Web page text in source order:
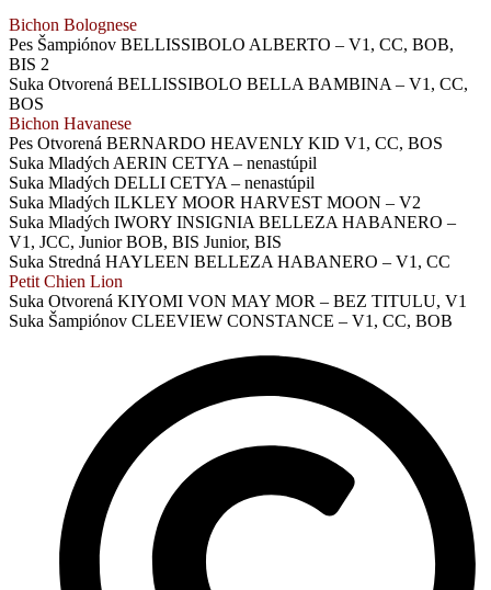
Bichon Bolognese
Pes Šampiónov BELLISSIBOLO ALBERTO – V1, CC, BOB,
BIS 2
Suka Otvorená BELLISSIBOLO BELLA BAMBINA – V1, CC,
BOS
Bichon Havanese
Pes Otvorená BERNARDO HEAVENLY KID V1, CC, BOS
Suka Mladých AERIN CETYA – nenastúpil
Suka Mladých DELLI CETYA – nenastúpil
Suka Mladých ILKLEY MOOR HARVEST MOON – V2
Suka Mladých IWORY INSIGNIA BELLEZA HABANERO –
V1, JCC, Junior BOB, BIS Junior, BIS
Suka Stredná HAYLEEN BELLEZA HABANERO – V1, CC
Petit Chien Lion
Suka Otvorená KIYOMI VON MAY MOR – BEZ TITULU, V1
Suka Šampiónov CLEEVIEW CONSTANCE – V1, CC, BOB